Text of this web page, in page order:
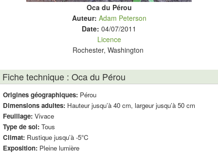
Oca du Pérou
Auteur: Adam Peterson
Date: 04/07/2011
Licence
Rochester, Washington
Fiche technique : Oca du Pérou
Origines géographiques: Pérou
Dimensions adultes: Hauteur jusqu’à 40 cm, largeur jusqu’à 50 cm
Feuillage: Vivace
Type de sol: Tous
Climat: Rustique jusqu’à -5°C
Exposition: Pleine lumière